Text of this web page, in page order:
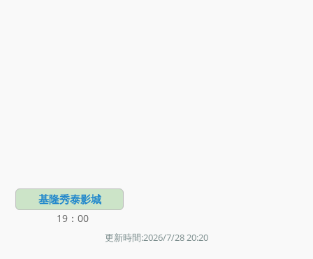
基隆秀泰影城
19：00
更新時間:2026/7/28 20:20